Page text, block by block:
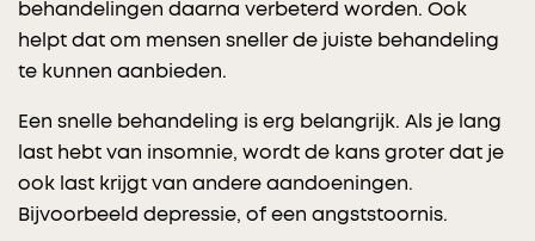
behandelingen daarna verbeterd worden. Ook
helpt dat om mensen sneller de juiste behandeling
te kunnen aanbieden.
Een snelle behandeling is erg belangrijk. Als je lang
last hebt van insomnie, wordt de kans groter dat je
ook last krijgt van andere aandoeningen.
Bijvoorbeeld depressie, of een angststoornis.